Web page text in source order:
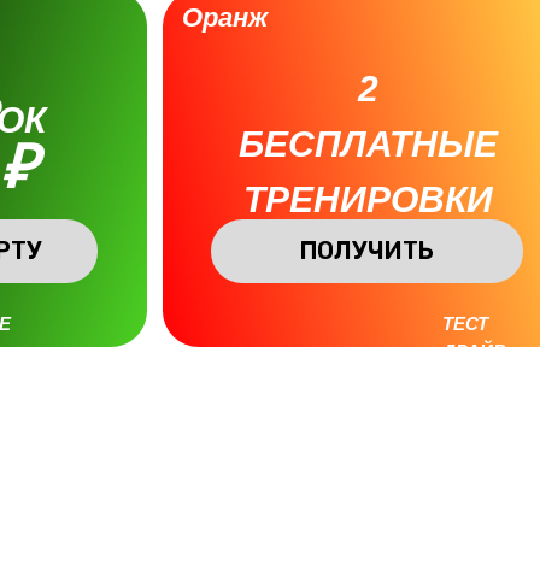
2
БЕСПЛАТНЫЕ
ТРЕНИРОВКИ
Оранж
ТЕСТ
ДРАЙВ
ПОЛУЧИТЬ